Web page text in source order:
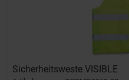
Sicherheitsweste VISIBLE